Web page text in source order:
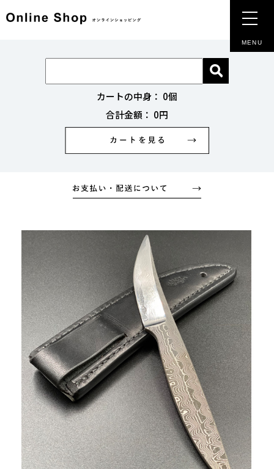
MENU
カートの中身： 0個
合計金額： 0円